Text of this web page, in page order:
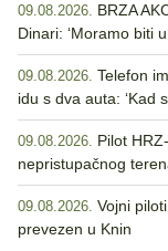
09.08.2026. BRZA
Dinari: ‘Moramo biti
09.08.2026. Telefon
idu s dva auta: ‘Kad
09.08.2026. Pilot
nepristupačnog
09.08.2026. Vojni
prevezen u Knin